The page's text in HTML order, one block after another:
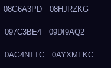
08G6A3PD 08HJRZKG
097C3BE4 09DI9AQ2
0AG4NTTC 0AYXMFKC